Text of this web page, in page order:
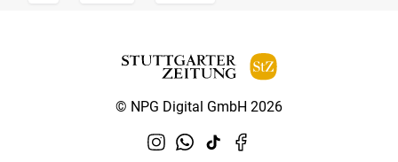
© NPG Digital GmbH 2026